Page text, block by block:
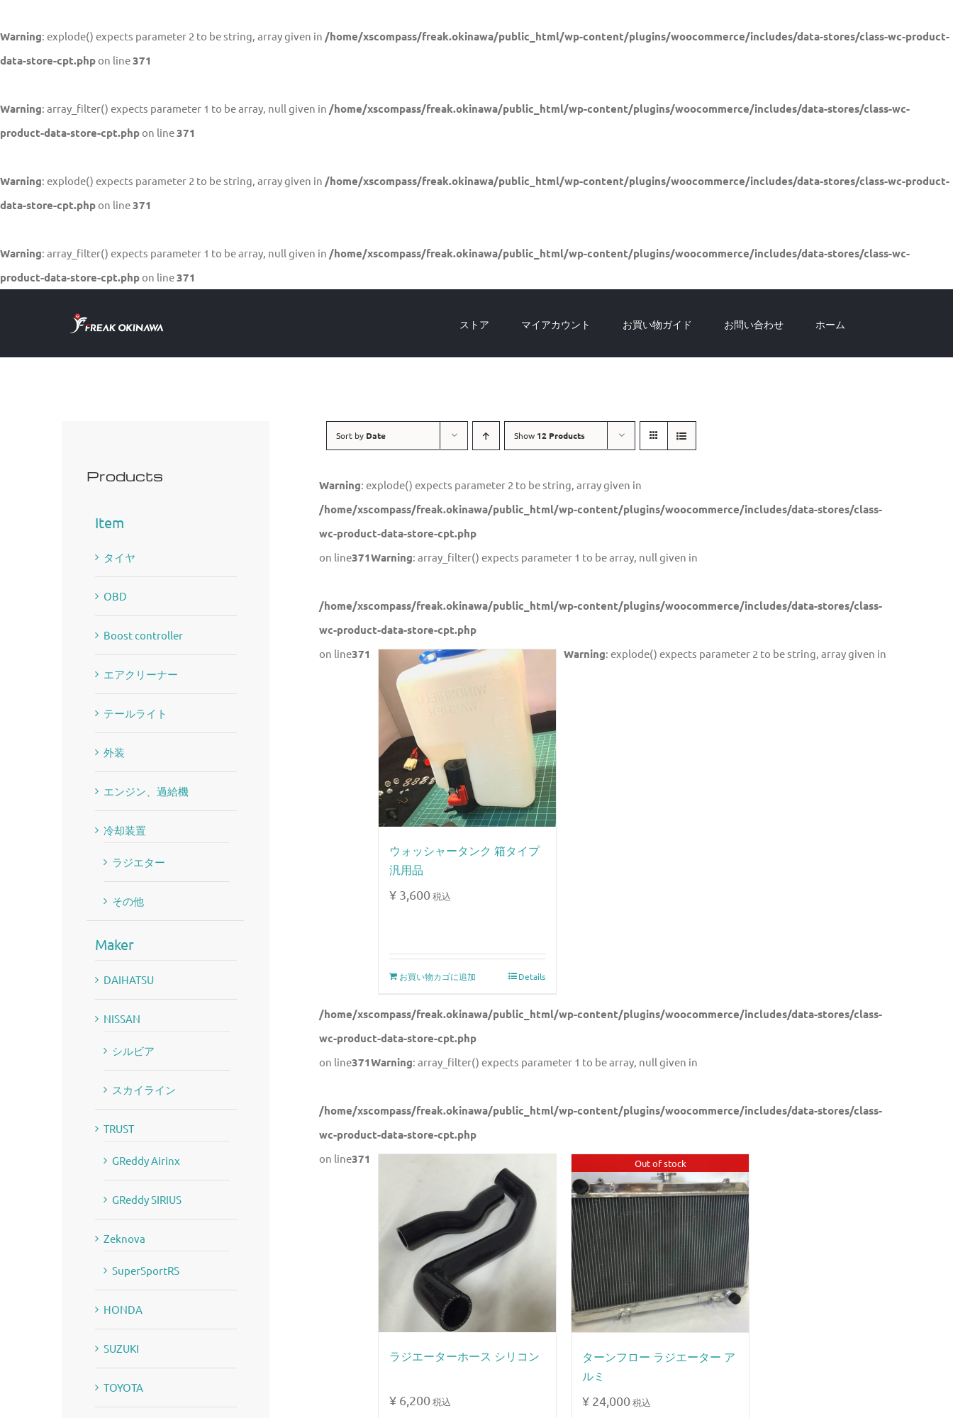
Warning: explode() expects parameter 2 to be string, array given in /home/xscompass/freak.okinawa/public_html/wp-content/plugins/woocommerce/includes/data-stores/class-wc-product-
data-store-cpt.phpon line371
Warning: array_filter() expects parameter 1 to be array, null given in /home/xscompass/freak.okinawa/public_html/wp-content/plugins/woocommerce/includes/data-stores/class-wc-
product-data-store-cpt.phpon line371
Warning: explode() expects parameter 2 to be string, array given in /home/xscompass/freak.okinawa/public_html/wp-content/plugins/woocommerce/includes/data-stores/class-wc-product-
data-store-cpt.phpon line371
Warning: array_filter() expects parameter 1 to be array, null given in /home/xscompass/freak.okinawa/public_html/wp-content/plugins/woocommerce/includes/data-stores/class-wc-
product-data-store-cpt.phpon line371
ストア マイアカウント お買い物ガイド お問い合わせ ホーム
Sort by Date Show 12 Products
Warning: explode() expects parameter 2 to be string, array given in
/home/xscompass/freak.okinawa/public_html/wp-content/plugins/woocommerce/includes/data-stores/class-
wc-product-data-store-cpt.php
on line371Warning: array_filter() expects parameter 1 to be array, null given in
/home/xscompass/freak.okinawa/public_html/wp-content/plugins/woocommerce/includes/data-stores/class-
wc-product-data-store-cpt.php
on line371
ウォッシャータンク 箱タイプ
汎用品
¥3,600 税込
お買い物カゴに追加 Details
Warning: explode() expects parameter 2 to be string, array given in
/home/xscompass/freak.okinawa/public_html/wp-content/plugins/woocommerce/includes/data-stores/class-
wc-product-data-store-cpt.php
on line371Warning: array_filter() expects parameter 1 to be array, null given in
/home/xscompass/freak.okinawa/public_html/wp-content/plugins/woocommerce/includes/data-stores/class-
wc-product-data-store-cpt.php
on line371
ラジエーターホース シリコン
¥6,200 税込
Out of stock
ターンフロー ラジエーター ア
ルミ
¥24,000税込
Products
Item
タイヤ
OBD
Boost controller
エアクリーナー
テールライト
外装
エンジン、過給機
冷却装置
ラジエター
その他
Maker
DAIHATSU
NISSAN
シルビア
スカイライン
TRUST
GReddy Airinx
GReddy SIRIUS
Zeknova
SuperSportRS
HONDA
SUZUKI
TOYOTA